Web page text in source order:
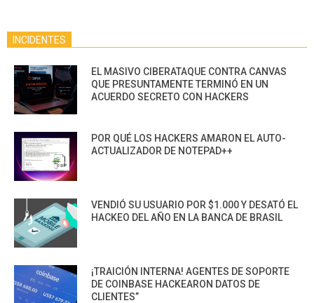
INCIDENTES
EL MASIVO CIBERATAQUE CONTRA CANVAS
QUE PRESUNTAMENTE TERMINÓ EN UN
ACUERDO SECRETO CON HACKERS
POR QUÉ LOS HACKERS AMARON EL AUTO-
ACTUALIZADOR DE NOTEPAD++
VENDIÓ SU USUARIO POR $1.000 Y DESATÓ EL
HACKEO DEL AÑO EN LA BANCA DE BRASIL
¡TRAICIÓN INTERNA! AGENTES DE SOPORTE
DE COINBASE HACKEARON DATOS DE
CLIENTES”